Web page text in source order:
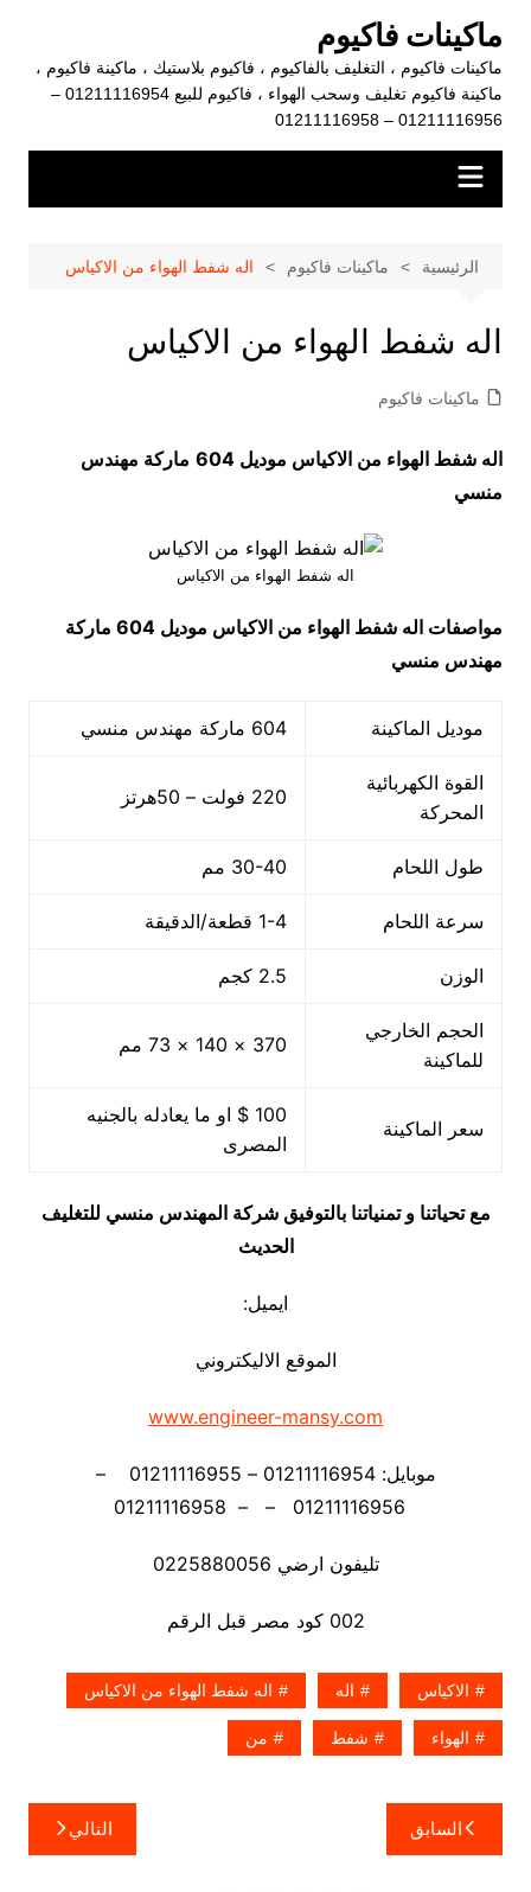
المحتوى
ماكينات فاكيوم
ماكينات فاكيوم ، التغليف بالفاكيوم ، فاكيوم بلاستيك ، ماكينة فاكيوم ،
ماكينة فاكيوم تغليف وسحب الهواء ، فاكيوم للبيع 01211116954 –
01211116956 – 01211116958
الرئيسية ماكينات فاكيوم اله شفط الهواء من الاكياس
اله شفط الهواء من الاكياس
ماكينات فاكيوم
اله شفط الهواء من الاكياس موديل 604
ماركة مهندس
منسي
اله شفط الهواء من الاكياس
مواصفات اله شفط الهواء من الاكياس موديل 604
ماركة
مهندس منسي
موديل الماكينة 604 ماركة مهندس منسي
القوة الكهربائية
المحركة
220 فولت – 50هرتز
طول اللحام 30-40 مم
سرعة اللحام 1-4 قطعة/الدقيقة
الوزن 2.5 كجم
الحجم الخارجي
للماكينة
370 × 140 × 73 مم
سعر الماكينة
100 $ او ما يعادله بالجنيه
المصرى
مع تحياتنا و تمنياتنا بالتوفيق شركة المهندس منسي للتغليف
الحديث
ايميل:
الموقع الاليكتروني
www.engineer-mansy.com
موبايل: 01211116954 – 01211116955 –
تليفون ارضي 0225880056
002 كود مصر قبل الرقم
الاكياس اله اله شفط الهواء من الاكياس
الهواء شفط من
تصفّح
المقالات
السابق التالي